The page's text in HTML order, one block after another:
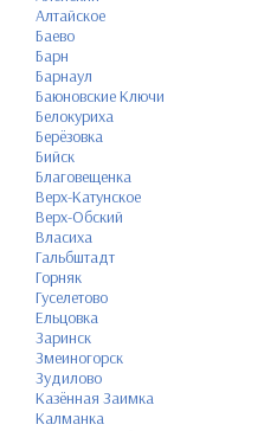
Алтайское
Баево
Барн
Барнаул
Баюновские Ключи
Белокуриха
Берёзовка
Бийск
Благовещенка
Верх-Катунское
Верх-Обский
Власиха
Гальбштадт
Горняк
Гуселетово
Ельцовка
Заринск
Змеиногорск
Зудилово
Казённая Заимка
Калманка